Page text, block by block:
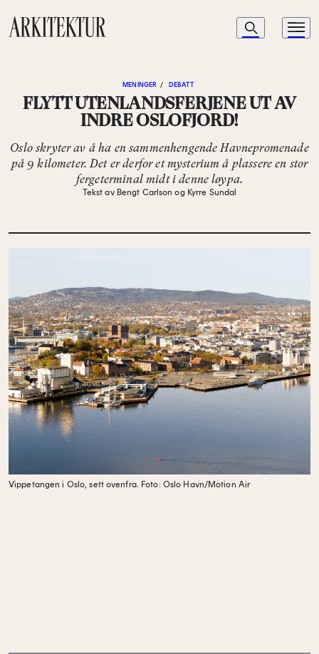
Navigasjon
Søk Meny
MENINGER / DEBATT
FLYTT UTENLANDSFERJENE UT AV
INDRE OSLOFJORD!
Oslo skryter av å ha en sammenhengende Havnepromenade
på 9 kilometer. Det er derfor et mysterium å plassere en stor
fergeterminal midt i denne løypa.
Tekst av Bengt Carlson og Kyrre Sundal
Vippetangen i Oslo, sett ovenfra. Foto: Oslo Havn/Motion Air